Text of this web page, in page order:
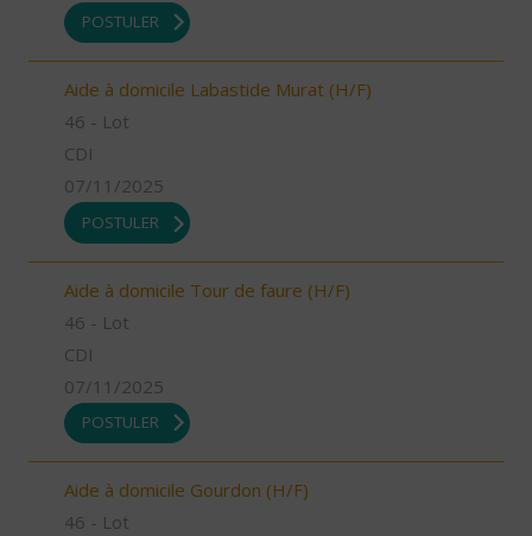
POSTULER
Aide à domicile Labastide Murat (H/F)
46 - Lot
CDI
07/11/2025
POSTULER
Aide à domicile Tour de faure (H/F)
46 - Lot
CDI
07/11/2025
POSTULER
Aide à domicile Gourdon (H/F)
46 - Lot